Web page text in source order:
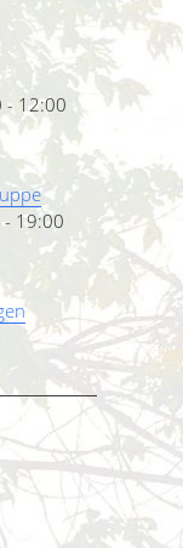
- 12:00
19:00